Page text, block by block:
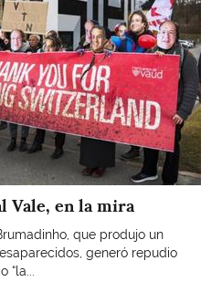
Vale, en la mira
que produjo un
generó repudio